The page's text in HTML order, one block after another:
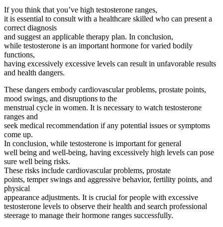
If you think that you’ve high testosterone ranges,
it is essential to consult with a healthcare skilled who can present a
correct diagnosis
and suggest an applicable therapy plan. In conclusion,
while testosterone is an important hormone for varied bodily
functions,
having excessively excessive levels can result in unfavorable results
and health dangers.
These dangers embody cardiovascular problems, prostate points,
mood swings, and disruptions to the
menstrual cycle in women. It is necessary to watch testosterone
ranges and
seek medical recommendation if any potential issues or symptoms
come up.
In conclusion, while testosterone is important for general
well being and well-being, having excessively high levels can pose
sure well being risks.
These risks include cardiovascular problems, prostate
points, temper swings and aggressive behavior, fertility points, and
physical
appearance adjustments. It is crucial for people with excessive
testosterone levels to observe their health and search professional
steerage to manage their hormone ranges successfully.